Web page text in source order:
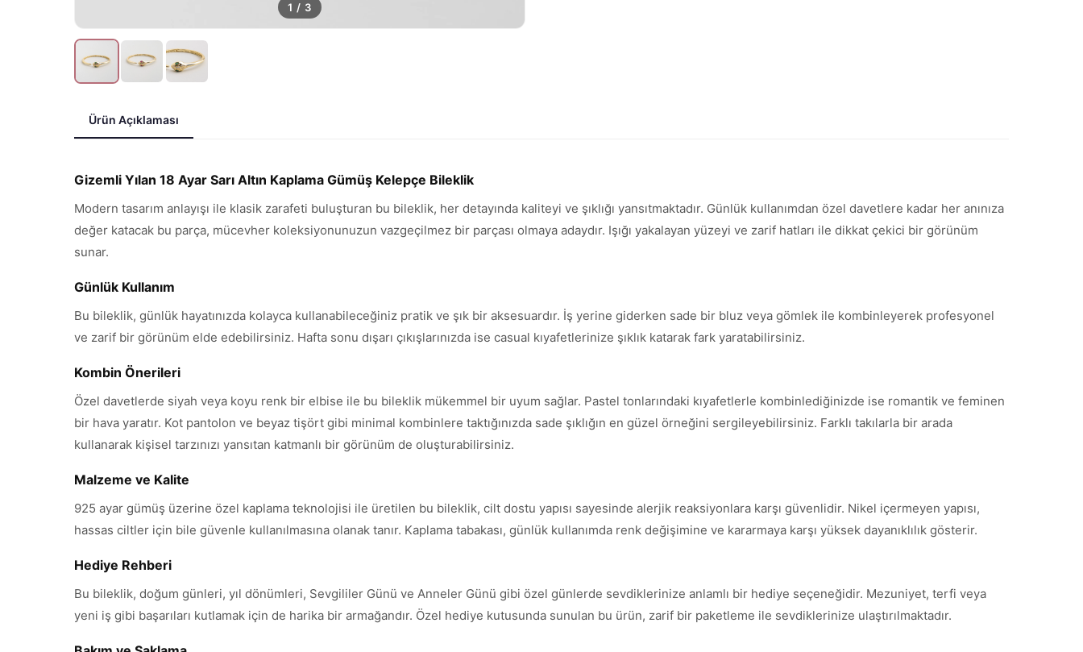
1 / 3
Ürün Açıklaması
Gizemli Yılan 18 Ayar Sarı Altın Kaplama Gümüş Kelepçe Bileklik
Modern tasarım anlayışı ile klasik zarafeti buluşturan bu bileklik, her detayında kaliteyi ve şıklığı yansıtmaktadır. Günlük kullanımdan özel davetlere kadar her anınıza
değer katacak bu parça, mücevher koleksiyonunuzun vazgeçilmez bir parçası olmaya adaydır. Işığı yakalayan yüzeyi ve zarif hatları ile dikkat çekici bir görünüm
sunar.
Günlük Kullanım
Bu bileklik, günlük hayatınızda kolayca kullanabileceğiniz pratik ve şık bir aksesuardır. İş yerine giderken sade bir bluz veya gömlek ile kombinleyerek profesyonel
ve zarif bir görünüm elde edebilirsiniz. Hafta sonu dışarı çıkışlarınızda ise casual kıyafetlerinize şıklık katarak fark yaratabilirsiniz.
Kombin Önerileri
Özel davetlerde siyah veya koyu renk bir elbise ile bu bileklik mükemmel bir uyum sağlar. Pastel tonlarındaki kıyafetlerle kombinlediğinizde ise romantik ve feminen
bir hava yaratır. Kot pantolon ve beyaz tişört gibi minimal kombinlere taktığınızda sade şıklığın en güzel örneğini sergileyebilirsiniz. Farklı takılarla bir arada
kullanarak kişisel tarzınızı yansıtan katmanlı bir görünüm de oluşturabilirsiniz.
Malzeme ve Kalite
925 ayar gümüş üzerine özel kaplama teknolojisi ile üretilen bu bileklik, cilt dostu yapısı sayesinde alerjik reaksiyonlara karşı güvenlidir. Nikel içermeyen yapısı,
hassas ciltler için bile güvenle kullanılmasına olanak tanır. Kaplama tabakası, günlük kullanımda renk değişimine ve kararmaya karşı yüksek dayanıklılık gösterir.
Hediye Rehberi
Bu bileklik, doğum günleri, yıl dönümleri, Sevgililer Günü ve Anneler Günü gibi özel günlerde sevdiklerinize anlamlı bir hediye seçeneğidir. Mezuniyet, terfi veya
yeni iş gibi başarıları kutlamak için de harika bir armağandır. Özel hediye kutusunda sunulan bu ürün, zarif bir paketleme ile sevdiklerinize ulaştırılmaktadır.